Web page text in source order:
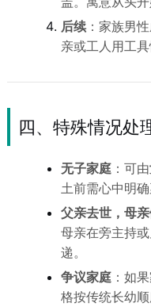
后续：家族男
亲或工人用工
四、特殊情况处
无子家庭：可由
土前需心中明确
父亲去世，母
母亲在旁主持
递。
争议家庭：如
格按传统长幼